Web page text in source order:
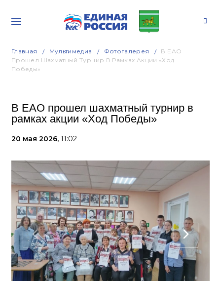
Главная Мультимедиа Фотогалерея
В ЕАО
Прошел Шахматный Турнир В Рамках Акции «Ход
Победы»
В ЕАО прошел шахматный турнир в
рамках акции «Ход Победы»
20 мая 2026, 11:02